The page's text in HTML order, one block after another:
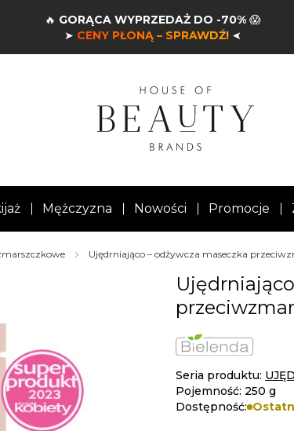
🔥 GORĄCA WYPRZEDAŻ DO -70%😱
➤ CENY PŁONĄ – SPRAWDŹ! ➤
Mężczyzna Nowości Promocje
Ujędrniająco – odżywcza maseczka
Seria produktu:
Pojemność: 250 g
Dostępność: